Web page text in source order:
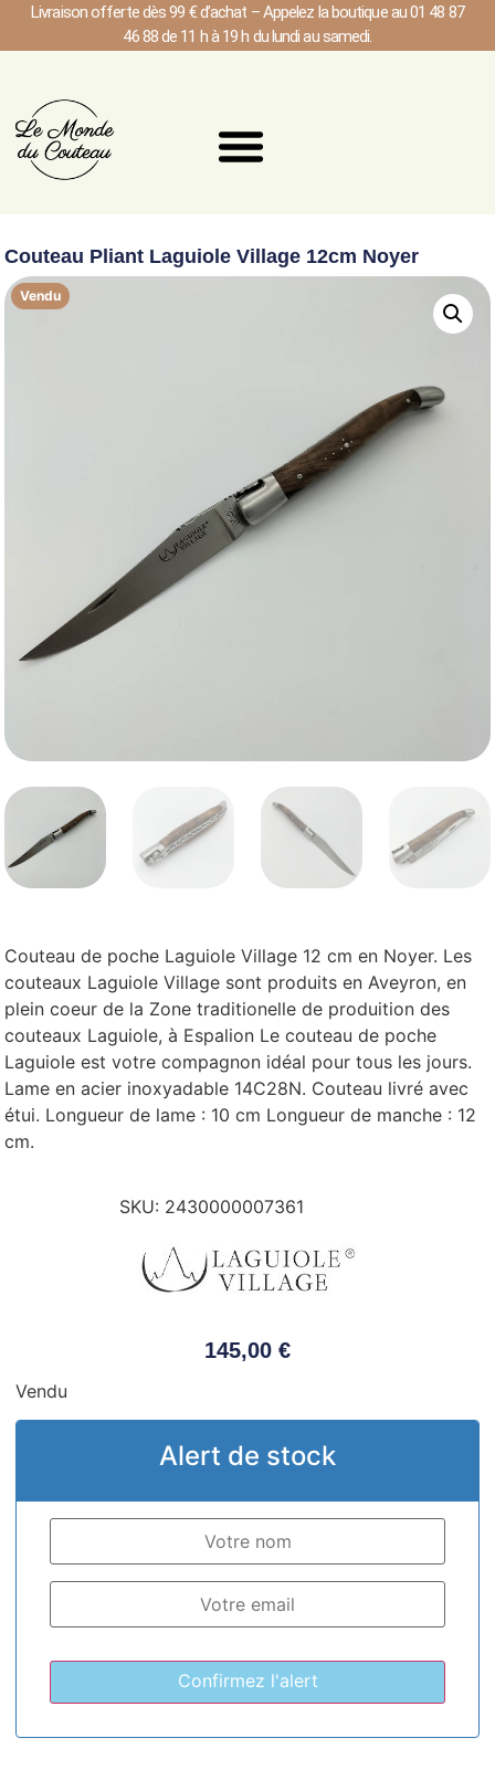
Livraison offerte dès 99 € d’achat – Appelez la boutique au 01 48 87
46 88 de 11 h à 19 h du lundi au samedi.
Couteau Pliant Laguiole Village 12cm Noyer
Vendu
Couteau de poche Laguiole Village 12 cm en Noyer. Les
couteaux Laguiole Village sont produits en Aveyron, en
plein coeur de la Zone traditionelle de produition des
couteaux Laguiole, à Espalion Le couteau de poche
Laguiole est votre compagnon idéal pour tous les jours.
Lame en acier inoxyadable 14C28N. Couteau livré avec
étui. Longueur de lame : 10 cm Longueur de manche : 12
cm.
SKU: 2430000007361
145,00 €
Vendu
Alert de stock